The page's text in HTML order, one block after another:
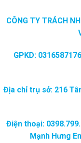
CÔNG TY TRÁCH
GPKD:
Địa chỉ trụ sở: 216
Điện thoại:
Mạnh Hưng